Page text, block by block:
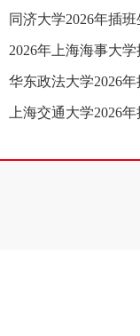
同济大学2026年插
2026年上海海事大
华东政法大学2026
上海交通大学2026